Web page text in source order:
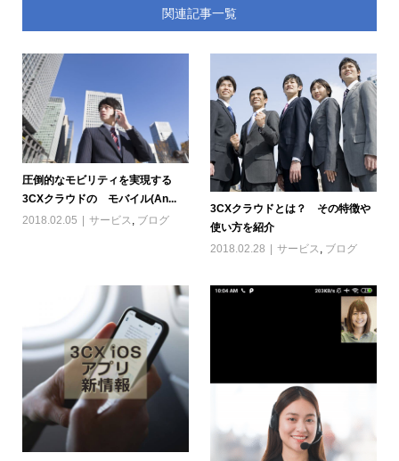
関連記事一覧
圧倒的なモビリティを実現する
3CXクラウドの モバイル(An...
2018.02.05
サービス ブログ
3CXクラウドとは？ その特徴や
使い方を紹介
2018.02.28
サービス, ブログ